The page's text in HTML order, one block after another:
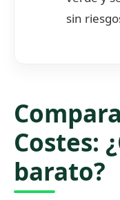
sin
Costes:
barato?